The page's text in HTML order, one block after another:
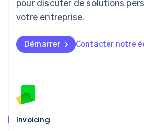
pour discuter de solutions
votre entreprise.
Démarrer Contacter notre
Invoicing
FrançaisDeutschEnglish
Malaisie
Malte
English
Mexique
English
Nouvelle-Zélande
Pays-Bas
Nederlands